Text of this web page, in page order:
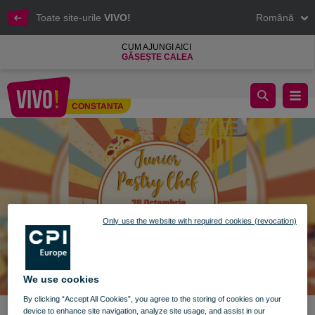
Toate site-urile VIVO! Română
CUM AJUNGI AICI
GĂSEȘTE CALEA
Constanta
CONSTANTA
Junior Pastry Chef - prima ediție
We use cookies
By clicking “Accept All Cookies”, you agree to the storing of cookies on your
device to enhance site navigation, analyze site usage, and assist in our
Only use the website with required cookies (revocation)